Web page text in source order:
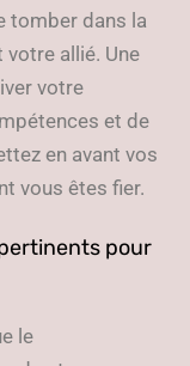
tomber dans la
allié. Une
votre
et de
en avant vos
vous êtes fier.
pour
le